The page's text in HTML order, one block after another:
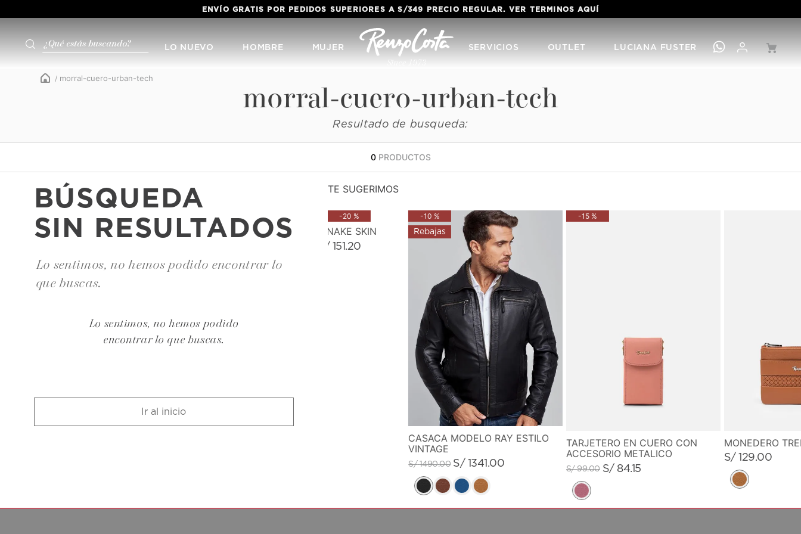
ENVÍO GRATIS POR PEDIDOS SUPERIORES A S/349 PRECIO REGULAR. VER TERMINOSAQUÍ
LO NUEVO HOMBRE MUJER SERVICIOS OUTLET LUCIANA FUSTER
morral-cuero-urban-tech
morral-cuero-urban-tech
Resultado de busqueda:
0 PRODUCTOS
BÚSQUEDA
SIN RESULTADOS
Lo sentimos, no hemos podido encontrar lo
que buscas.
Lo sentimos, no hemos podido
encontrar lo que buscas.
Ir al inicio
TE SUGERIMOS
-20 %
CORREA SNAKE SKIN
S/ 151.20
-10 %
CASACA MODELO RAY ESTILO
VINTAGE
S/ 1490.00 S/ 1341 .00
-15 %
TARJETERO EN CUERO CON
ACCESORIO METALICO
S/ 99.00 S/ 84.15
MONEDERO
S/ 129.00